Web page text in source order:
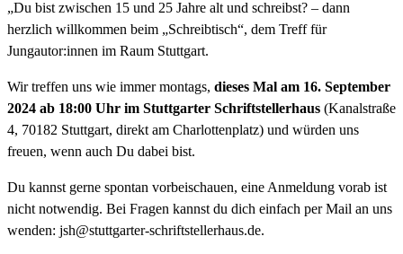
„Du bist zwischen 15 und 25 Jahre alt und schreibst? – dann
herzlich willkommen beim „Schreibtisch“, dem Treff für
Jungautor:innen im Raum Stuttgart.
Wir treffen uns wie immer montags, dieses Mal am 16. September
2024 ab 18:00 Uhr im Stuttgarter Schriftstellerhaus (Kanalstraße
4, 70182 Stuttgart, direkt am Charlottenplatz) und würden uns
freuen, wenn auch Du dabei bist.
Du kannst gerne spontan vorbeischauen, eine Anmeldung vorab ist
nicht notwendig. Bei Fragen kannst du dich einfach per Mail an uns
wenden: jsh@stuttgarter-schriftstellerhaus.de.